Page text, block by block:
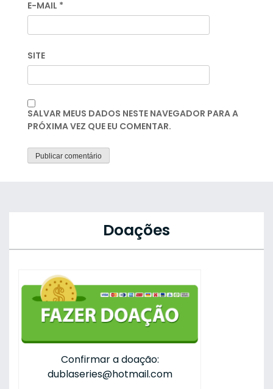
E-MAIL *
SITE
SALVAR MEUS DADOS NESTE NAVEGADOR PARA A
PRÓXIMA VEZ QUE EU COMENTAR.
Doações
Confirmar a doação:
dublaseries@hotmail.com